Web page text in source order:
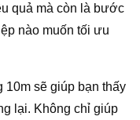
quả mà còn là bước
nào muốn tối ưu
10m sẽ giúp bạn thấy
lại. Không chỉ giúp